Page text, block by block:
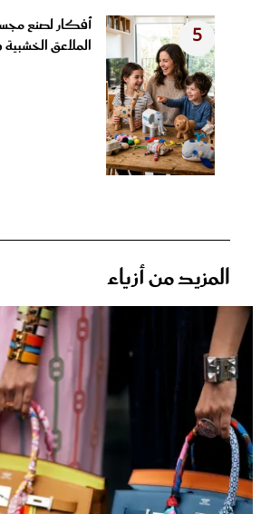
5
أفكار لصنع
الملاعق
المزيد من أزياء